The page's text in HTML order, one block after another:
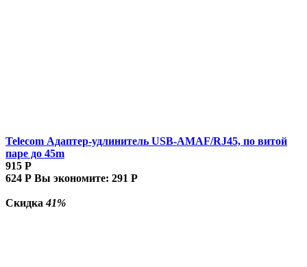
Telecom Адаптер-удлинитель USB-AMAF/RJ45, по витой
паре до 45m
915 Р
624 Р Вы экономите: 291 Р
Скидка41%